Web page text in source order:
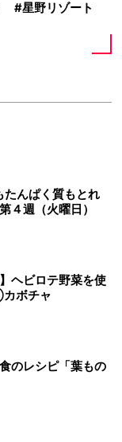
星野リゾート
たんぱく質もとれ
４週（火曜日）
ヘビロテ野菜を使
ボチャ
のレシピ「葉もの